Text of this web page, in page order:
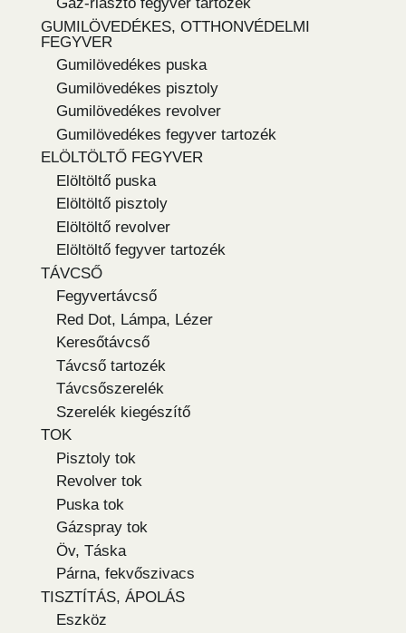
GUMILÖVEDÉKES, OTTHONVÉDELMI
FEGYVER
Gumilövedékes puska
Gumilövedékes pisztoly
Gumilövedékes revolver
Gumilövedékes fegyver tartozék
ELÖLTÖLTŐ FEGYVER
Elöltöltő puska
Elöltöltő pisztoly
Elöltöltő revolver
Elöltöltő fegyver tartozék
TÁVCSŐ
Fegyvertávcső
Red Dot, Lámpa, Lézer
Keresőtávcső
Távcső tartozék
Távcsőszerelék
Szerelék kiegészítő
TOK
Pisztoly tok
Revolver tok
Puska tok
Gázspray tok
Öv, Táska
Párna, fekvőszivacs
TISZTÍTÁS, ÁPOLÁS
Eszköz